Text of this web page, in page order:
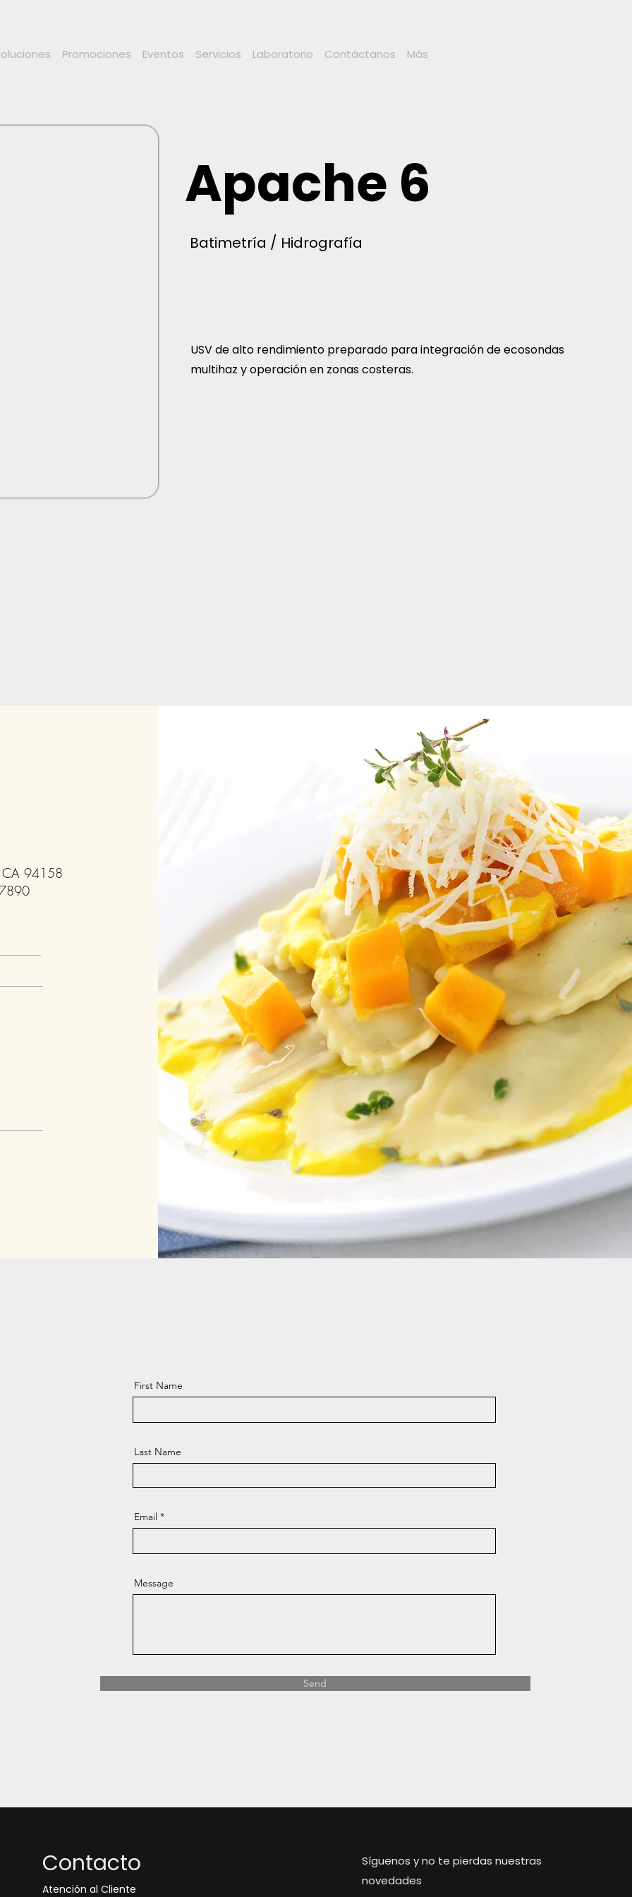
Promociones Eventos Servicios Laboratorio Contáctanos Más
Apache 6
Batimetría / Hidrografía
USV de alto rendimiento preparado para integración de ecosondas
multihaz y operación en zonas costeras.
CA 94158
First Name
Last Name
Email
Message
Send
Contacto
Atención al Cliente
Síguenos y no te pierdas nuestras
novedades